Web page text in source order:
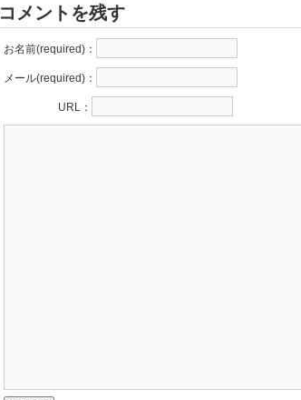
コメントを残す
お名前(required)：
メール(required)：
URL：